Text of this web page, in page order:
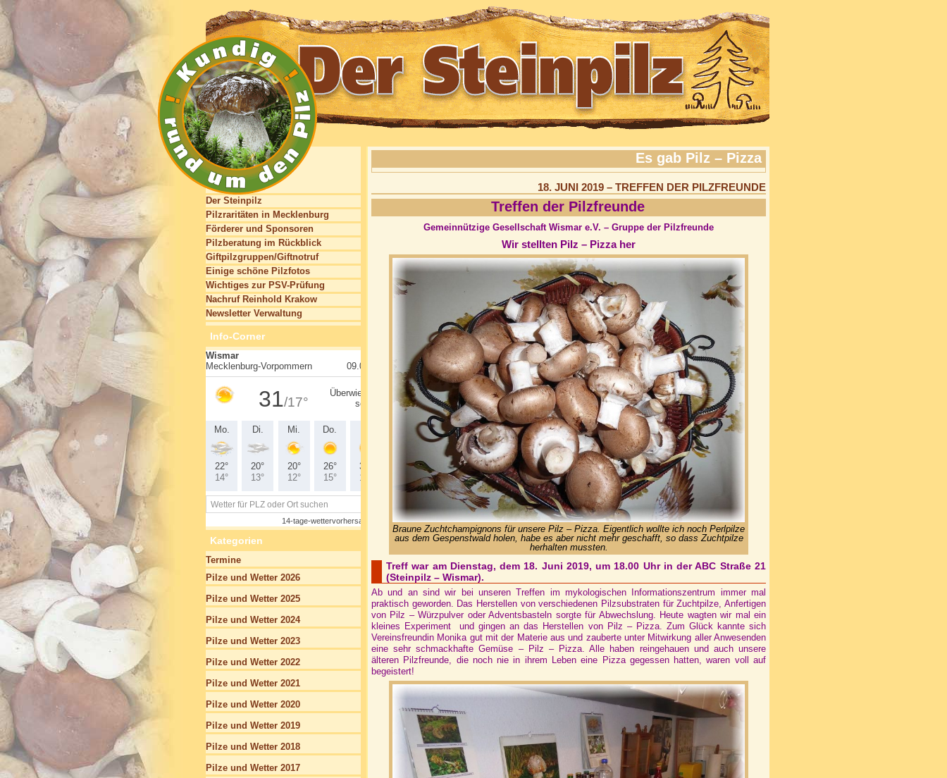
Es gab Pilz – Pizza
18. JUNI 2019 – TREFFEN DER PILZFREUNDE
Treffen der Pilzfreunde
Gemeinnützige Gesellschaft Wismar e.V. – Gruppe der Pilzfreunde
Wir stellten Pilz – Pizza her
Braune Zuchtchampignons für unsere Pilz – Pizza. Eigentlich wollte ich noch Perlpilze
aus dem Gespenstwald holen, habe es aber nicht mehr geschafft, so dass Zuchtpilze
herhalten mussten.
Treff war am Dienstag, dem 18. Juni 2019, um 18.00 Uhr in der ABC Straße 21
(Steinpilz – Wismar).
Ab und an sind wir bei unseren Treffen im mykologischen Informationszentrum immer mal
praktisch geworden. Das Herstellen von verschiedenen Pilzsubstraten für Zuchtpilze, Anfertigen
von Pilz – Würzpulver oder Adventsbasteln sorgte für Abwechslung. Heute wagten wir mal ein
kleines Experiment und gingen an das Herstellen von Pilz – Pizza. Zum Glück kannte sich
Vereinsfreundin Monika gut mit der Materie aus und zauberte unter Mitwirkung aller Anwesenden
eine sehr schmackhafte Gemüse – Pilz – Pizza. Alle haben reingehauen und auch unsere
älteren Pilzfreunde, die noch nie in ihrem Leben eine Pizza gegessen hatten, waren voll auf
begeistert!
Der Steinpilz
Pilzraritäten in Mecklenburg
Förderer und Sponsoren
Pilzberatung im Rückblick
Giftpilzgruppen/Giftnotruf
Einige schöne Pilzfotos
Wichtiges zur PSV-Prüfung
Nachruf Reinhold Krakow
Newsletter Verwaltung
Info-Corner
Kategorien
Termine
Pilze und Wetter 2026
Pilze und Wetter 2025
Pilze und Wetter 2024
Pilze und Wetter 2023
Pilze und Wetter 2022
Pilze und Wetter 2021
Pilze und Wetter 2020
Pilze und Wetter 2019
Pilze und Wetter 2018
Pilze und Wetter 2017